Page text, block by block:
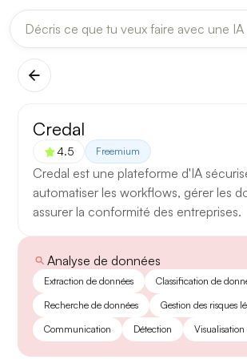
DERNIÈRES MISES À JOUR MODÈLES
Claude
[TEST] Claude Opus 4.8 : ce qui
5 août 2026
Anthropic met à jour Claude Opus le 2
version porte sur la longueur de
réponses longues et la vitesse de
Contexte étendu
— les documents
d’un seul tenant, sans découpage
Réponses longues — moins de pertes
textes de plusieurs milliers de mots.
Credal
4.5 Freemium
Credal est une plateforme d'IA
automatiser les workflows, gérer les
assurer la conformité des entreprises.
Analyse de données
Extraction de données
Classification de
Recherche de données
Gestion des risques
Communication
Détection